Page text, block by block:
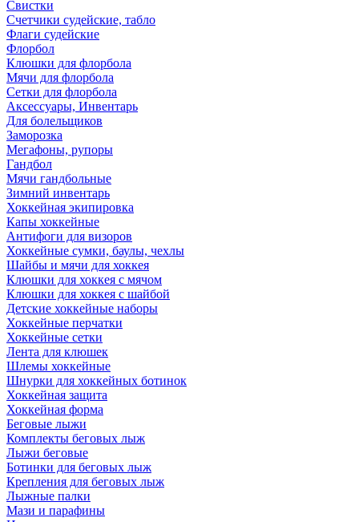
Свистки
Счетчики судейские, табло
Флаги судейские
Флорбол
Клюшки для флорбола
Мячи для флорбола
Сетки для флорбола
Аксессуары, Инвентарь
Для болельщиков
Заморозка
Мегафоны, рупоры
Гандбол
Мячи гандбольные
Зимний инвентарь
Хоккейная экипировка
Капы хоккейные
Антифоги для визоров
Хоккейные сумки, баулы, чехлы
Шайбы и мячи для хоккея
Клюшки для хоккея с мячом
Клюшки для хоккея с шайбой
Детские хоккейные наборы
Хоккейные перчатки
Хоккейные сетки
Лента для клюшек
Шлемы хоккейные
Шнурки для хоккейных ботинок
Хоккейная защита
Хоккейная форма
Беговые лыжи
Комплекты беговых лыж
Лыжи беговые
Ботинки для беговых лыж
Крепления для беговых лыж
Лыжные палки
Мази и парафины